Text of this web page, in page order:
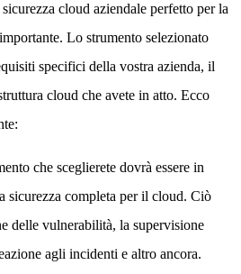
cloud aziendale perfetto per la
Lo strumento selezionato
specifici della vostra azienda, il
cloud che avete in atto. Ecco
che sceglierete dovrà essere in
sicurezza completa per il cloud. Ciò
delle vulnerabilità, la supervisione
agli incidenti e altro ancora.